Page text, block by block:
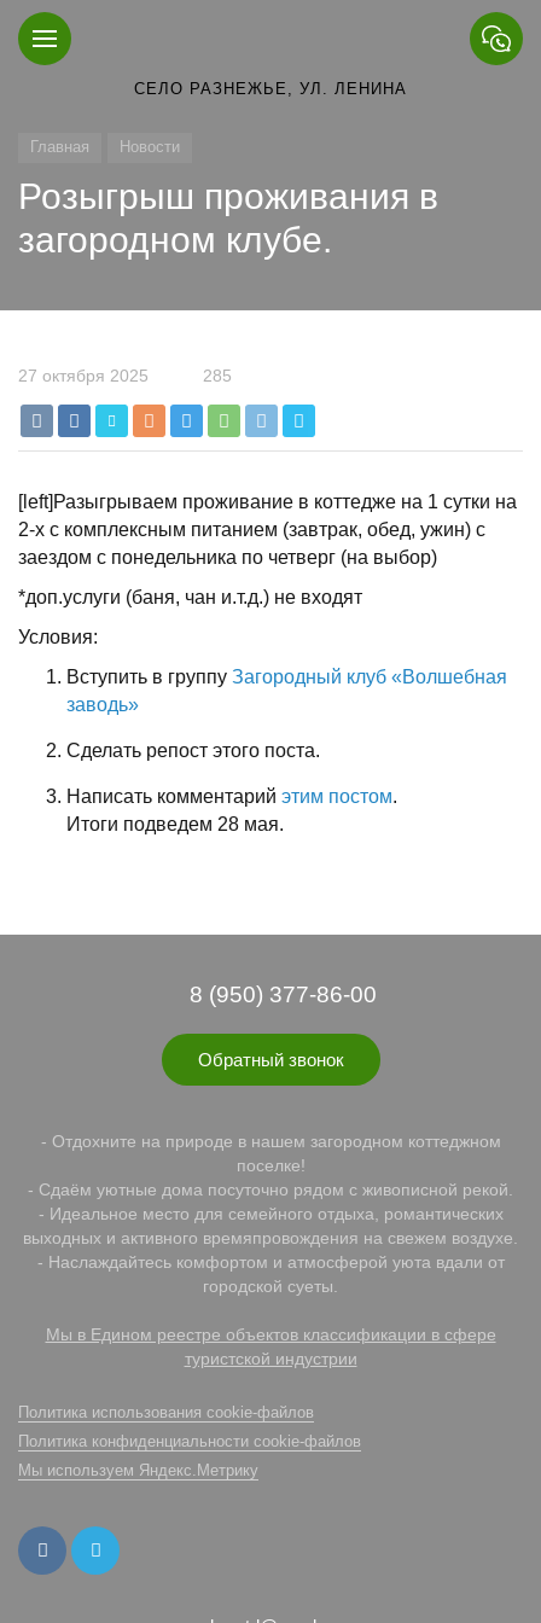
СЕЛО РАЗНЕЖЬЕ, УЛ. ЛЕНИНА
Главная Новости
Розыгрыш проживания в
загородном клубе.
27 октября 2025 285
[left]Разыгрываем проживание в коттедже на 1 сутки на
2-х с комплексным питанием (завтрак, обед, ужин) с
заездом с понедельника по четверг (на выбор)
*доп.услуги (баня, чан и.т.д.) не входят
Условия:
Вступить в группу Загородный клуб «Волшебная
заводь»
Сделать репост этого поста.
Написать комментарий этим постом.
Итоги подведем 28 мая.
8 (950) 377-86-00
Обратный звонок
- Отдохните на природе в нашем загородном коттеджном
поселке!
- Сдаём уютные дома посуточно рядом с живописной рекой.
- Идеальное место для семейного отдыха, романтических
выходных и активного времяпровождения на свежем воздухе.
- Наслаждайтесь комфортом и атмосферой уюта вдали от
городской суеты.
Мы в Едином реестре объектов классификации в сфере
туристской индустрии
Политика использования cookie-файлов
Политика конфиденциальности cookie-файлов
Мы используем Яндекс.Метрику